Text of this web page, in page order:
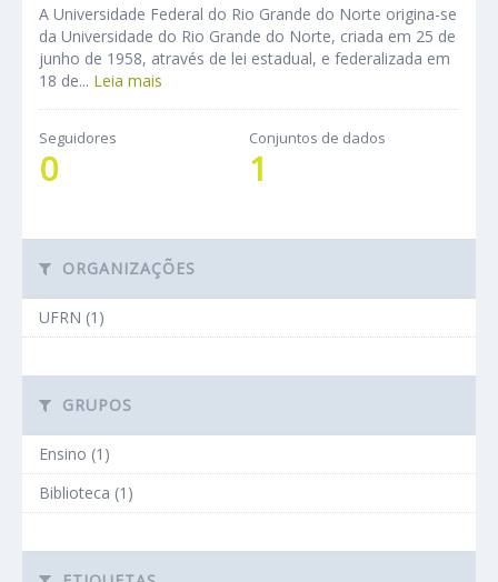
A Universidade Federal do Rio Grande do Norte origina-se
da Universidade do Rio Grande do Norte, criada em 25 de
junho de 1958, através de lei estadual, e federalizada em
18 de... Leia mais
Seguidores
0
Conjuntos de dados
1
ORGANIZAÇÕES
UFRN (1)
GRUPOS
Ensino (1)
Biblioteca (1)